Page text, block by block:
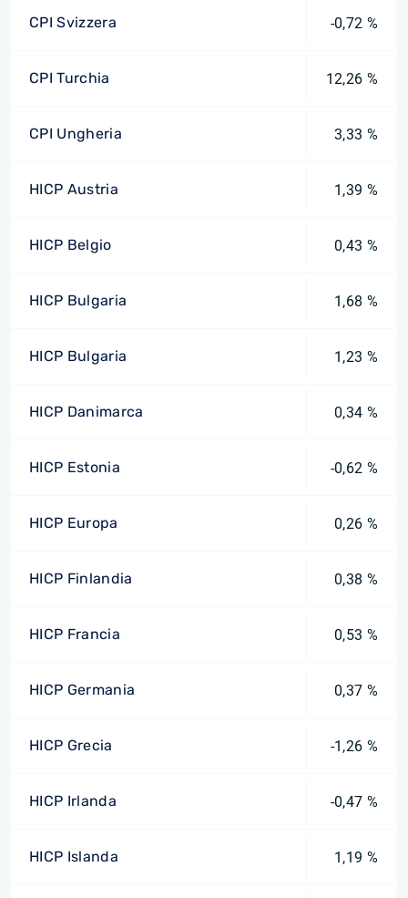
CPI Svizzera -0,72 %
CPI Turchia 12,26 %
CPI Ungheria 3,33 %
HICP Austria 1,39 %
HICP Belgio 0,43 %
HICP Bulgaria 1,68 %
HICP Bulgaria 1,23 %
HICP Danimarca 0,34 %
HICP Estonia -0,62 %
HICP Europa 0,26 %
HICP Finlandia 0,38 %
HICP Francia 0,53 %
HICP Germania 0,37 %
HICP Grecia -1,26 %
HICP Irlanda -0,47 %
HICP Islanda 1,19 %